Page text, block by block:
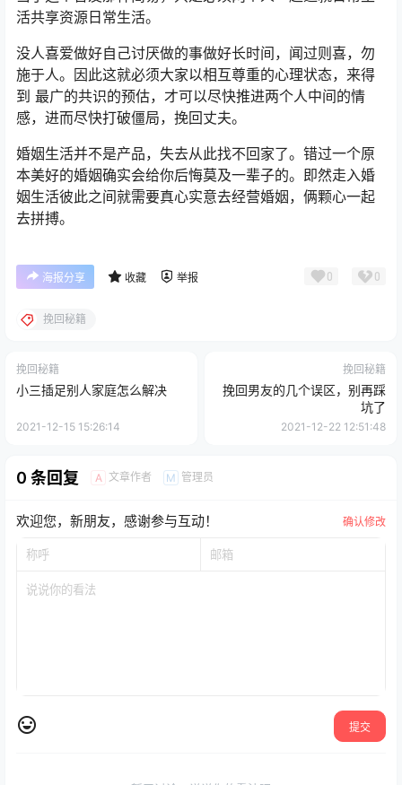
活共享资源日常生活。
没人喜爱做好自己讨厌做的事做好长时间，闻过则喜，勿
施于人。因此这就必须大家以相互尊重的心理状态，来得
到 最广的共识的预估，才可以尽快推进两个人中间的情
感，进而尽快打破僵局，挽回丈夫。
婚姻生活并不是产品，失去从此找不回家了。错过一个原
本美好的婚姻确实会给你后悔莫及一辈子的。即然走入婚
姻生活彼此之间就需要真心实意去经营婚姻，俩颗心一起
去拼搏。
海报分享 收藏 举报 0 0
挽回秘籍
挽回秘籍
小三插足别人家庭怎么解决
2021-12-15 15:26:14
挽回秘籍
挽回男友的几个误区，别再踩
坑了
2021-12-22 12:51:48
0 条回复 A 文章作者 M 管理员
欢迎您，新朋友，感谢参与互动！ 确认修改
提交